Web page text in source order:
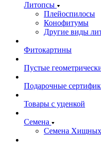
Литопсы
Плейоспилосы
Конофитумы
Другие виды
Фитокартины
Пустые
Подарочные
Товары с уценкой
Семена
Семена Хищных